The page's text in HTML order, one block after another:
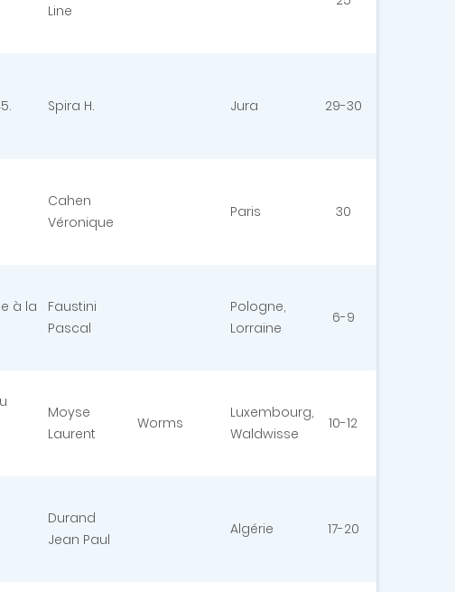
Line
Spira H. Jura 29-30
Cahen
Véronique
Paris 30
à la
Faustini
Pascal
Pologne,
Lorraine
6-9
Moyse
Laurent
Worms
Luxembourg,
Waldwisse
10-12
Durand
Jean Paul
Algérie 17-20